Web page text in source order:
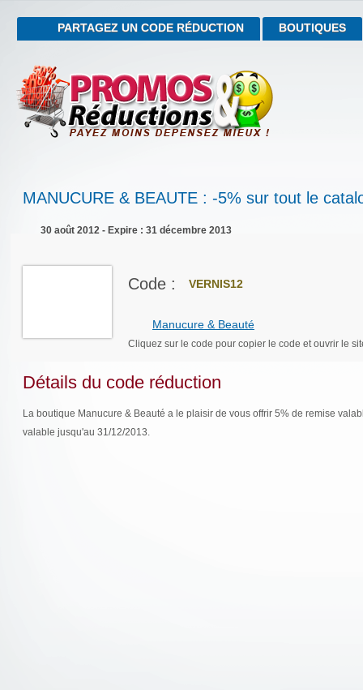
PARTAGEZ UN CODE RÉDUCTION BOUTIQUES
MANUCURE & BEAUTE : -5% sur tout le
30 août 2012 - Expire : 31 décembre 2013
Code : VERNIS12
Manucure & Beauté
Cliquez sur le code pour copier le code et ouvrir le
Détails du code réduction
La boutique Manucure & Beauté a le plaisir de vous offrir 5% de remise
valable jusqu'au 31/12/2013.